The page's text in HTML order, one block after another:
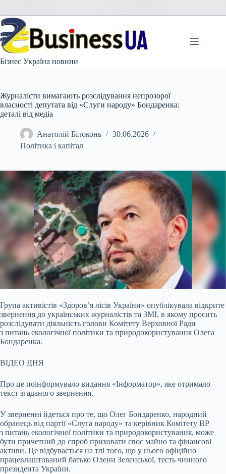
вмісту
Бізнес Україна новини
Журналісти вимагають розслідування непрозорої
власності депутата від «Слуги народу» Бондаренка:
деталі від медіа
Анатолій Білоконь
30.06.2026
Політика і капітал
Група активістів «Здоров’я лісів України» опублікувала відкрите
звернення до українських журналістів та ЗМІ, в якому просить
розслідувати діяльність голови Комітету Верховної Ради
з питань екологічної політики та природокористування Олега
Бондаренка.
ВІДЕО ДНЯ
Про це поінформувало видання «Інформатор», яке отримало
текст згаданого звернення.
У зверненні йдеться про те, що Олег Бондаренко, народний
обранець від партії «Слуга народу» та керівник Комітету ВР
з питань екологічної політики та природокористування, може
бути причетний до спроб приховати своє майно та фінансові
активи. Це відбувається на тлі того, що у нього офіційно
працевлаштований батько Олени Зеленської, тесть чинного
президента України.